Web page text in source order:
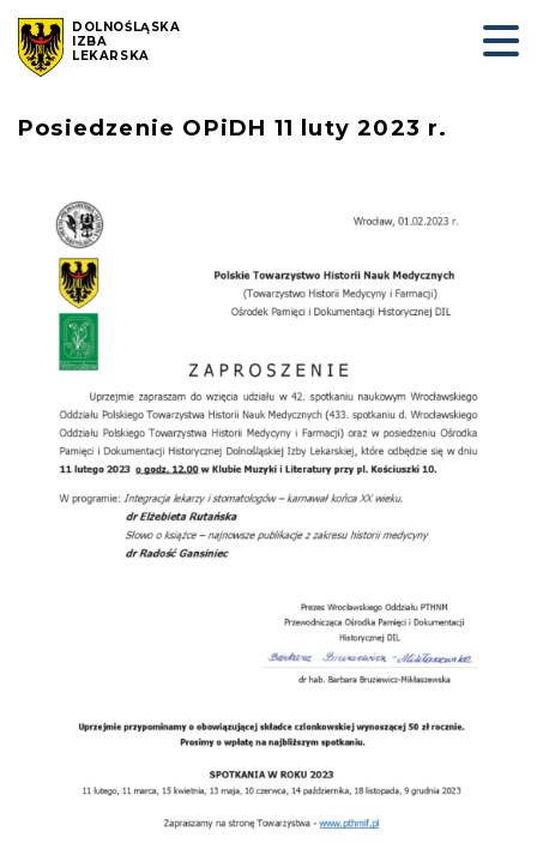
DOLNOŚLĄSKA
IZBA
LEKARSKA
Posiedzenie OPiDH 11 luty 2023 r.